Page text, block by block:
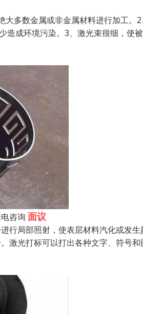
多数金属或非金属材料进行加工。
造成环境污染。3、激光束很细，使
咨询 面议
行局部照射，使表层材料汽化或发
激光打标可以打出各种文字、符号